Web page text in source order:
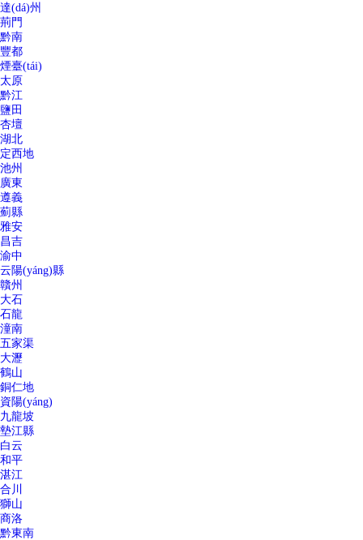
達(dá)州
荊門
黔南
豐都
煙臺(tái)
太原
黔江
鹽田
杏壇
湖北
定西地
池州
廣東
遵義
薊縣
雅安
昌吉
渝中
云陽(yáng)縣
贛州
大石
石龍
潼南
五家渠
大瀝
鶴山
銅仁地
資陽(yáng)
九龍坡
墊江縣
白云
和平
湛江
合川
獅山
商洛
黔東南